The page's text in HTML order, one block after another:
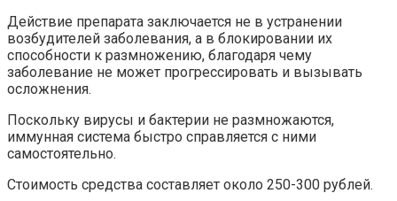
Действие препарата заключается не в устранении
возбудителей заболевания, а в блокировании их
способности к размножению, благодаря чему
заболевание не может прогрессировать и вызывать
осложнения.
Поскольку вирусы и бактерии не размножаются,
иммунная система быстро справляется с ними
самостоятельно.
Стоимость средства составляет около 250-300 рублей.